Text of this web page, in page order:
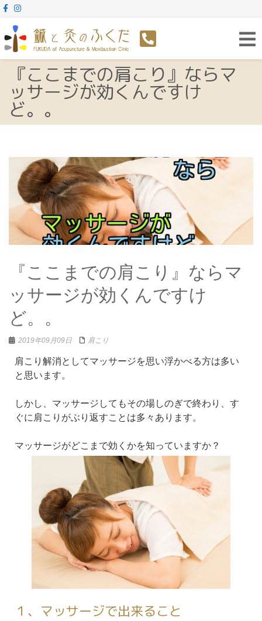
『ここまでの肩こり』ならマ
ッサージが効くんですけ
ど。。
『ここまでの肩こり』ならマ
ッサージが効くんですけ
ど。。
2019年09月09日 肩こり
肩こり解消としてマッサージを思い浮かべる方は多い
と思います。
しかし、マッサージしてもその場しのぎで終わり、す
ぐに肩こりがぶり返すことは多々あります。
マッサージがどこまで効くかを知っていますか？
１、マッサージで出来ること